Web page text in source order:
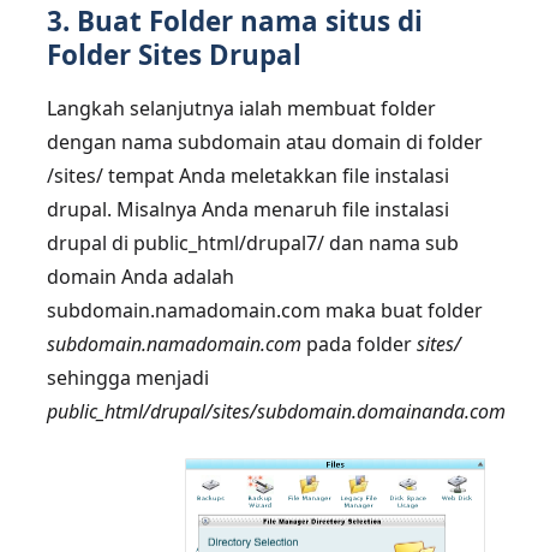
3. Buat Folder nama situs di
Folder Sites Drupal
Langkah selanjutnya ialah membuat folder
dengan nama subdomain atau domain di folder
/sites/ tempat Anda meletakkan file instalasi
drupal. Misalnya Anda menaruh file instalasi
drupal di public_html/drupal7/ dan nama sub
domain Anda adalah
subdomain.namadomain.com maka buat folder
subdomain.namadomain.com pada foldersites/
sehingga menjadi
public_html/drupal/sites/subdomain.domainanda.com